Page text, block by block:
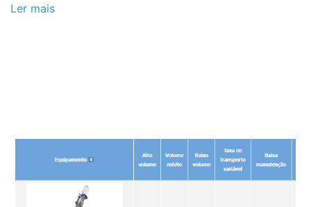
2024
Ler mais